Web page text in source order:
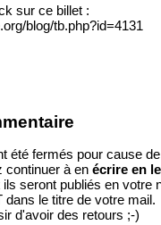
sur ce billet :
blog/tb.php?id=4131
été fermés pour cause
continuer à en écrire en
ils seront publiés en votre
le titre de votre mail.
d'avoir des retours ;-)